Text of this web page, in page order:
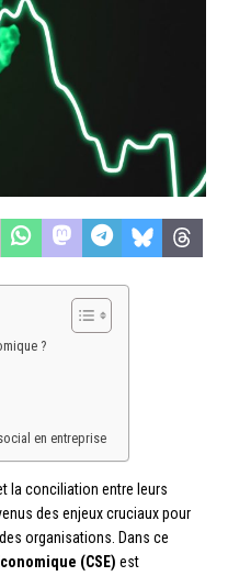
?
en entreprise
la conciliation entre leurs
des enjeux cruciaux pour
organisations. Dans ce
(CSE) est